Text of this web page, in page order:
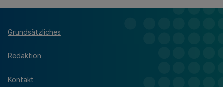
Grundsätzliches
Redaktion
Kontakt